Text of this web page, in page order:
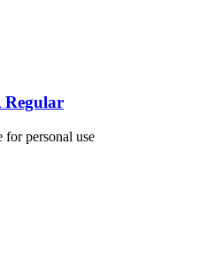
Regular
for personal use